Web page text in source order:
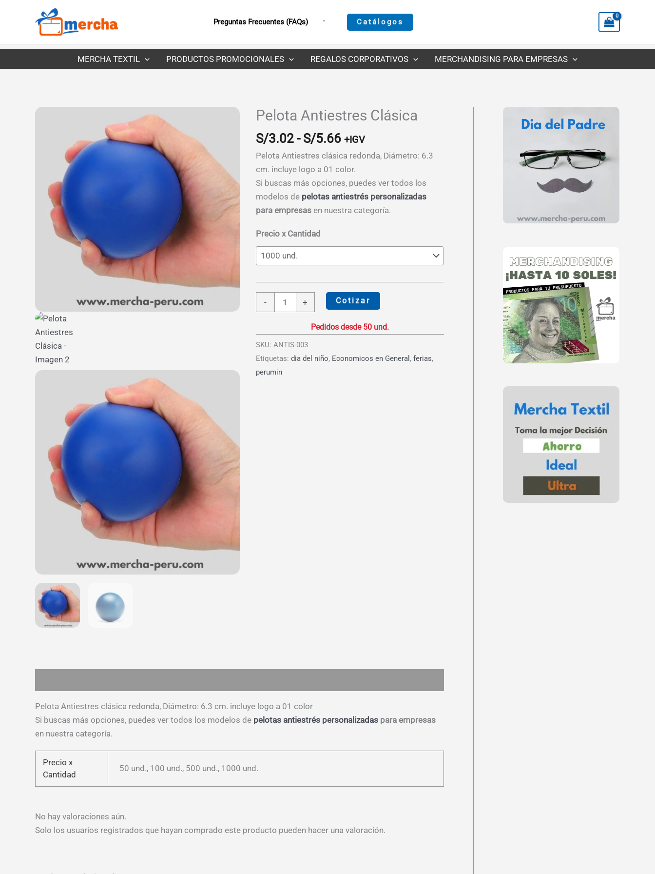
Preguntas Frecuentes (FAQs) Catálogos
MERCHA TEXTIL PRODUCTOS PROMOCIONALES REGALOS CORPORATIVOS MERCHANDISING PARA EMPRESAS
Pelota Antiestres Clásica
S/3.02 - S/5.66Rango
de
precios:
desde
S/3.02
hasta
+IGV
Pelota Antiestres clásica redonda, Diámetro: 6.3
cm. incluye logo a 01 color.
Si buscas más opciones, puedes ver todos los
modelos de pelotas antiestrés personalizadas
para empresas en nuestra categoría.
Precio x Cantidad
-
Antiestres
cantidad
+ Cotizar
SKU:ANTIS-003
Etiquetas:dia del niño, Economicos en General ,ferias,
perumin
Pelota Antiestres clásica redonda, Diámetro: 6.3 cm. incluye logo a 01 color
Si buscas más opciones, puedes ver todos los modelos de pelotas antiestrés personalizadas para empresas
en nuestra categoría.
Precio x
Cantidad
50 und., 100 und., 500 und., 1000 und.
No hay valoraciones aún.
Solo los usuarios registrados que hayan comprado este producto pueden hacer una valoración.
hasta
S/5.66